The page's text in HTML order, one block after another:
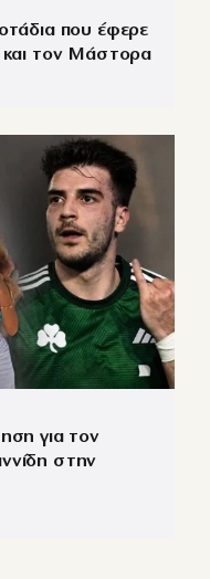
που έφερε
και τον Μάστορα
για τον
στην